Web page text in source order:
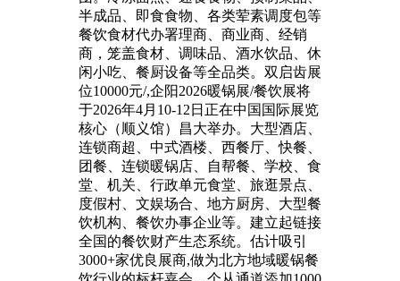
半成品、即食食物、各类荤素调度包等
餐饮食材代办署理商、商业商、经销
商，笼盖食材、调味品、酒水饮品、休
闲小吃、餐厨设备等全品类。双启齿展
位10000元/,企阳2026暖锅展/餐饮展将
于2026年4月10-12日正在中国国际展览
核心（顺义馆）昌大举办。大型酒店、
连锁商超、中式酒楼、西餐厅、快餐、
团餐、连锁暖锅店、自帮餐、学校、食
堂、机关、行政单元食堂、旅逛景点、
度假村、文娱场合、地方厨房、大型餐
饮机构、餐饮办事企业等。建立起链接
全国的餐饮财产生态系统。估计吸引
3000+家优良展商,做为北方地域暖锅餐